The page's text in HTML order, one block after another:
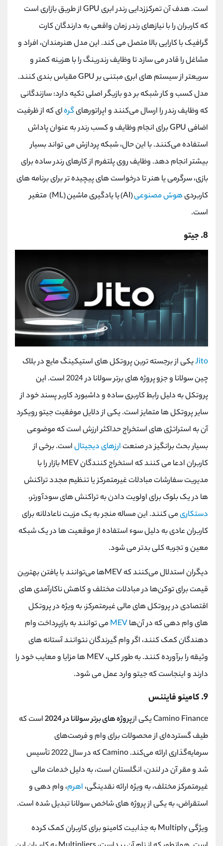
است. هدف آن تمرکززدایی رندر ابریGPUاز طریق بازاری است
که کاربران را با نیازهای رندر زمان واقعی به دارندگان کارت
گرافیک با کارایی بالا متصل می کند. این مدل هنرمندان، افراد و
مشاغل را قادر می ‌سازد تا وظایف رندرینگ را با هزینه کمتر و
سریعتر از سیستم‌ های ابری مبتنی برGPUمقیاس ‌بندی کنند.
مدل کسب ‌و کار شبکه بر دو بازیگر اصلی تکیه دارد: سازندگانی
که وظایف رندر را ارسال می‌کنند و اپراتورهایگره‌ای که از ظرفیت
اضافیGPUبرای انجام وظایف و کسب رندر به عنوان پاداش
استفاده می‌کنند. با این حال، شبکه پردازش می تواند بسیار
بیشتر انجام دهد. وظایف روی پلتفرم از کارهای رندر ساده برای
بازی، سرگرمی یا هنر تا درخواست های پیچیده تر برای برنامه های
کاربردیهوش مصنوعی(
AI
)یا یادگیری ماشین(ML) متغیر
است.
8. جیتو
Jitoیکی از برجسته ترین پروتکل های استیکینگ مایع در بلاک
چین سولانا و جزو پروژه های برتر سولانا در 2024 است. این
پروتکل به دلیل رابط کاربری ساده و داشبورد کاربر پسند خود از
سایر پروتکل ها متمایز است. یکی از دلایل موفقیت جیتو رویکرد
آن به استراتژی ‌های استخراج حداکثر ارزش است که موضوعی
بسیار بحث برانگیز در صنعت ارزهای دیجیتالاست. برخی از
کاربران ادعا می کنند که استخراج کنندگانMEVبازار را با
مدیریت سفارشات مبادلات غیرمتمرکز یا تنظیم مجدد تراکنش
ها در یک بلوک برای اولویت دادن به تراکنش های سودآورتر،
دستکاریمی کنند. این مساله منجر به یک مزیت ناعادلانه برای
کاربران عادی به دلیل سوء استفاده از موقعیت ها در یک شبکه
معین و تجربه کلی بدتر می شود.
دیگران استدلال می‌کنند کهMEVها می‌توانند با یافتن بهترین
قیمت برای توکن‌ها در مبادلات مختلف و کاهش ناکارآمدی ‌های
اقتصادی در پروتکل‌ های مالی غیرمتمرکز، به ویژه در پروتکل
‌های وام‌ دهی که در آن‌هاMEVمی ‌توانند به بازپرداخت وام‌
دهندگان کمک کنند، اگر وام گیرندگان نتوانند آستانه ‌های
وثیقه را برآورده کنند. به طور کلی،MEVها مزایا و معایب خود را
دارند و اینجاست که جیتو وارد عمل می شود.
9. کامینو فایننس
Camino Financeیکی ازپروژه های برتر سولانا در 2024
است که
طیف گسترده‌ای از محصولات برای وام و فرصت‌های
سرمایه‌گذاری ارائه می‌کند.Camino
که در سال 2022 تأسیس
شد و مقر آن در لندن، انگلستان است، به دلیل خدمات مالی
غیرمتمرکز مختلف، به ویژه ارائه نقدینگی، اهرم، وام دهی و
استقراض، به یکی از پروژه های شاخص سولانا تبدیل شده است.
ویژگیMultiplyبه جذابیت کامینو برای کاربران کمک کرده